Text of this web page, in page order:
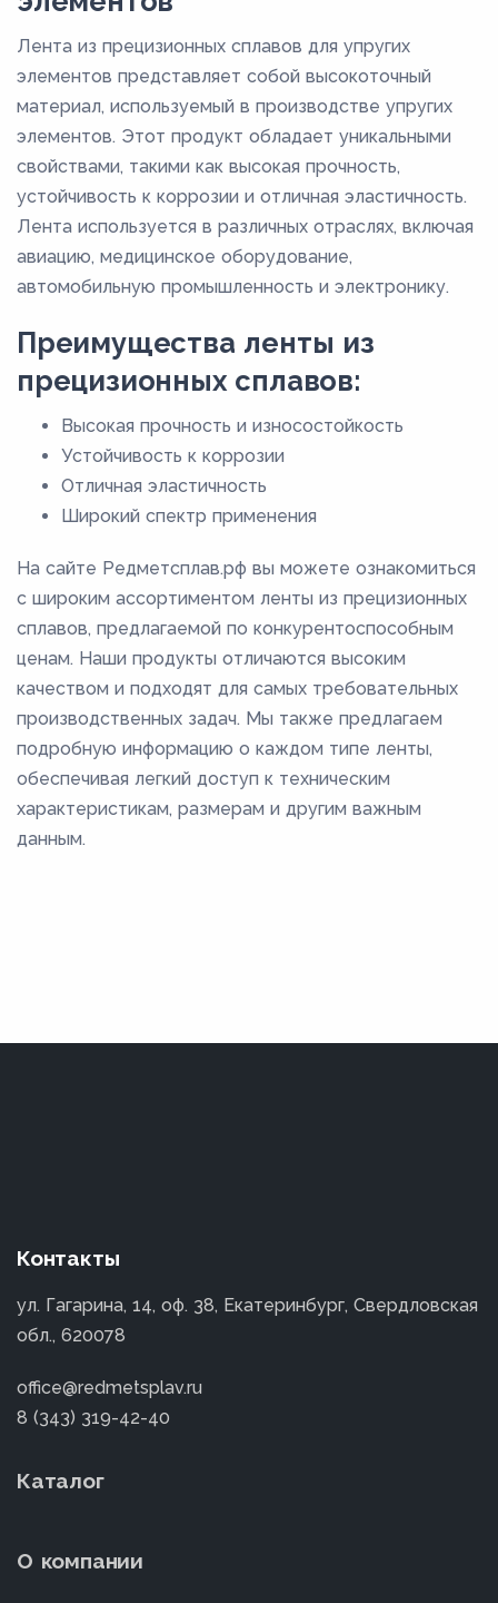
Лента из прецизионных сплавов для упругих
элементов представляет собой высокоточный
материал, используемый в производстве упругих
элементов. Этот продукт обладает уникальными
свойствами, такими как высокая прочность,
устойчивость к коррозии и отличная эластичность.
Лента используется в различных отраслях, включая
авиацию, медицинское оборудование,
автомобильную промышленность и электронику.
Преимущества ленты из
прецизионных сплавов:
Высокая прочность и износостойкость
Устойчивость к коррозии
Отличная эластичность
Широкий спектр применения
На сайте Редметсплав.рф вы можете ознакомиться
с широким ассортиментом ленты из прецизионных
сплавов, предлагаемой по конкурентоспособным
ценам. Наши продукты отличаются высоким
качеством и подходят для самых требовательных
производственных задач. Мы также предлагаем
подробную информацию о каждом типе ленты,
обеспечивая легкий доступ к техническим
характеристикам, размерам и другим важным
данным.
Контакты
ул. Гагарина, 14, оф. 38, Екатеринбург, Свердловская
обл., 620078
office@redmetsplav.ru
8 (343) 319-42-40
Каталог
О компании